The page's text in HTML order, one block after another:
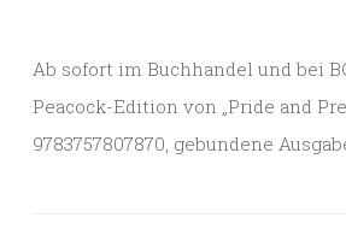
Ab sofort im Buchhandel und bei
Peacock-Edition von „Pride and
9783757807870, gebundene